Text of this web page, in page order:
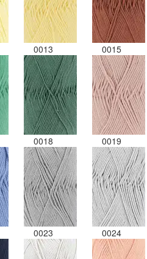
0013 0015
0018 0019
0023 0024